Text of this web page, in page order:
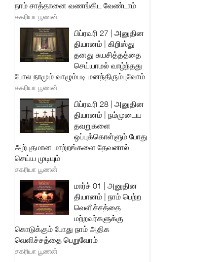
நாம் சாத்தானை வணங்கிட வேண்டாம்
சகரியா பூணன்
பிப்ரவரி 27 | அனுதின
தியானம் | கிறிஸ்து
தனது சுயசித்தத்தை
செய்யாமல் வாழ்ந்தது
போல நாமும் வாழும்படி மனந்திரும்புவோம்
சகரியா பூணன்
பிப்ரவரி 28 | அனுதின
தியானம் | நம்முடைய
தவறுகளை
ஒப்புக்கொள்ளும் போது
அற்புதமான மாற்றங்களை தேவனால்
செய்ய முடியும்
சகரியா பூணன்
மார்ச் 01 | அனுதின
தியானம் | நாம் பெற்ற
வெளிச்சத்தை
மற்றவர்களுக்கு
கொடுக்கும் போது நாம் அதிக
வெளிச்சத்தை பெறுவோம்
சகரியா பூணன்